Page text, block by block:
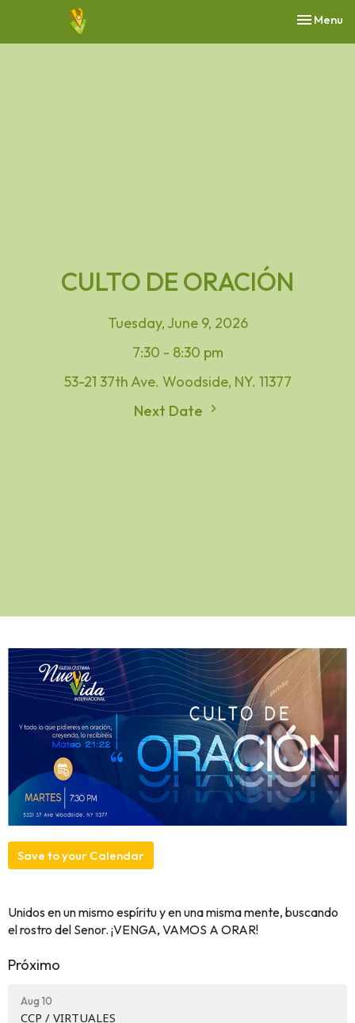
Toggle
Menu
CULTO DE ORACIÓN
Tuesday, June 9, 2026
7:30 - 8:30 pm
53-21 37th Ave. Woodside, NY. 11377
Next Date
Save to your Calendar
Unidos en un mismo espíritu y en una misma mente, buscando
el rostro del Senor. ¡VENGA, VAMOS A ORAR!
Próximo
Aug 10
CCP / VIRTUALES